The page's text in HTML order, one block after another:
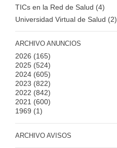
TICs en la Red de Salud (4)
Universidad Virtual de Salud (2)
ARCHIVO ANUNCIOS
2026 (165)
2025 (524)
2024 (605)
2023 (822)
2022 (842)
2021 (600)
1969 (1)
ARCHIVO AVISOS